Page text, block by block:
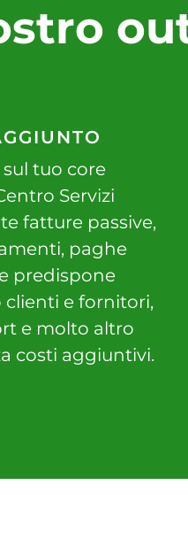
tuo core
Servizi
fatture passive,
paghe
predispone
clienti e fornitori,
e molto altro
costi aggiuntivi.